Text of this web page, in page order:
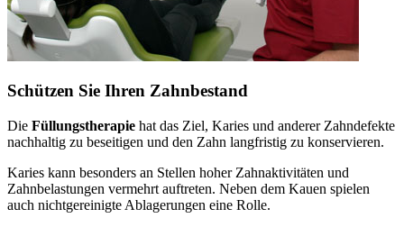
Schützen Sie Ihren Zahnbestand
Die Füllungstherapie hat das Ziel, Karies und anderer Zahndefekte
nachhaltig zu beseitigen und den Zahn langfristig zu konservieren.
Karies kann besonders an Stellen hoher Zahnaktivitäten und
Zahnbelastungen vermehrt auftreten. Neben dem Kauen spielen
auch nichtgereinigte Ablagerungen eine Rolle.